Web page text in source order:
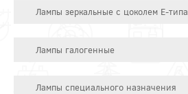
Лампы зеркальные с цоколем E-типа
Лампы галогенные
Лампы специального назначения